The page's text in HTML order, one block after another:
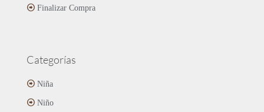
Finalizar Compra
Categorías
Niña
Niño